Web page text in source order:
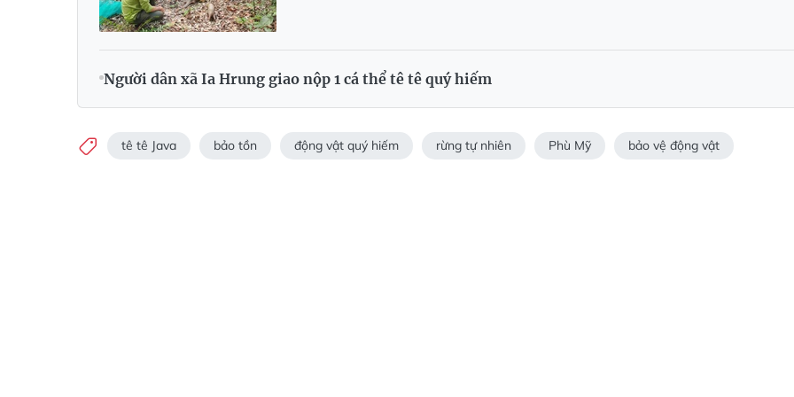
Người dân xã Ia Hrung giao nộp 1 cá thể tê tê quý hiếm
tê tê Java bảo tồn động vật quý hiếm rừng tự nhiên Phù Mỹ bảo vệ động vật